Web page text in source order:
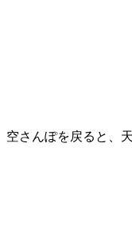
空さんぽを戻ると、